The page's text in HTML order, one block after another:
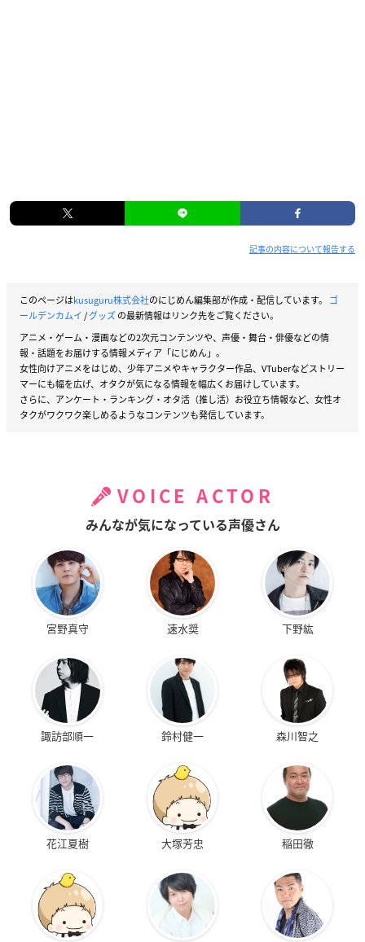
記事の内容について報告する
このページはkusuguru株式会社のにじめん編集部が作成・配信しています。 ゴ
ールデンカムイ/グッズの最新情報はリンク先をご覧ください。
アニメ・ゲーム・漫画などの2次元コンテンツや、声優・舞台・俳優などの情
報・話題をお届けする情報メディア「にじめん」。
女性向けアニメをはじめ、少年アニメやキャラクター作品、VTuberなどストリー
マーにも幅を広げ、オタクが気になる情報を幅広くお届けしています。
さらに、アンケート・ランキング・オタ活（推し活）お役立ち情報など、女性オ
タクがワクワク楽しめるようなコンテンツも発信しています。
VOICE ACTOR
みんなが気になっている声優さん
宮野真守 速水奨 下野紘
諏訪部順一 鈴村健一 森川智之
花江夏樹 大塚芳忠 稲田徹